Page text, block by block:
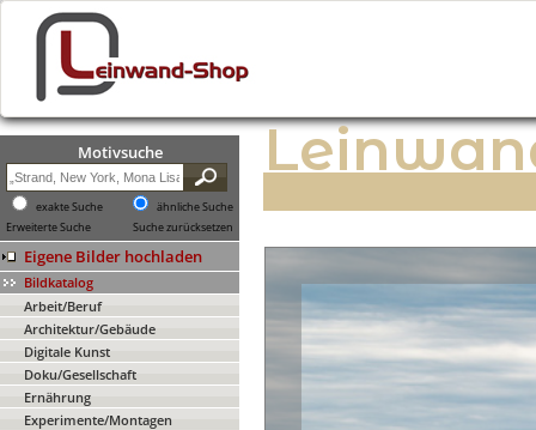
Motivsuche
exakte Suche
ähnliche Suche
Erweiterte Suche
Suche zurücksetzen
Eigene Bilder hochladen
Bildkatalog
Arbeit/Beruf
Architektur/Gebäude
Digitale Kunst
Doku/Gesellschaft
Ernährung
Experimente/Montagen